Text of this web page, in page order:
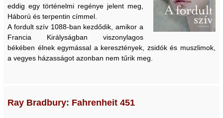
eddig egy történelmi regénye jelent meg,
Háború és terpentin címmel.
A fordult szív 1088-ban kezdődik, amikor a
Francia Királyságban viszonylagos
békében élnek egymással a keresztények, zsidók és muszlimok,
a vegyes házasságot azonban nem tűrik meg.
Ray Bradbury: Fahrenheit 451